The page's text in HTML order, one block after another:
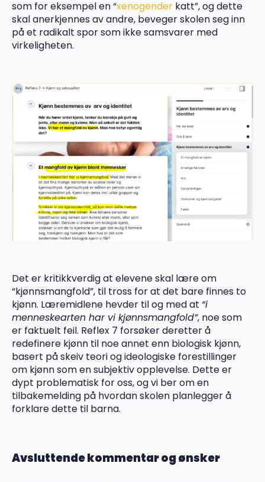
som for eksempel en “xenogender katt”, og dette
skal anerkjennes av andre, beveger skolen seg inn
på et radikalt spor som ikke samsvarer med
virkeligheten.
Det er kritikkverdig at elevene skal lære om
“kjønnsmangfold”, til tross for at det bare finnes to
kjønn. Læremidlene hevder til og med at “i
menneskearten har vi kjønnsmangfold”, noe som
er faktuelt feil. Reflex 7 forsøker deretter å
redefinere kjønn til noe annet enn biologisk kjønn,
basert på skeiv teori og ideologiske forestillinger
om kjønn som en subjektiv opplevelse. Dette er
dypt problematisk for oss, og vi ber om en
tilbakemelding på hvordan skolen planlegger å
forklare dette til barna.
Avsluttende kommentar og ønsker